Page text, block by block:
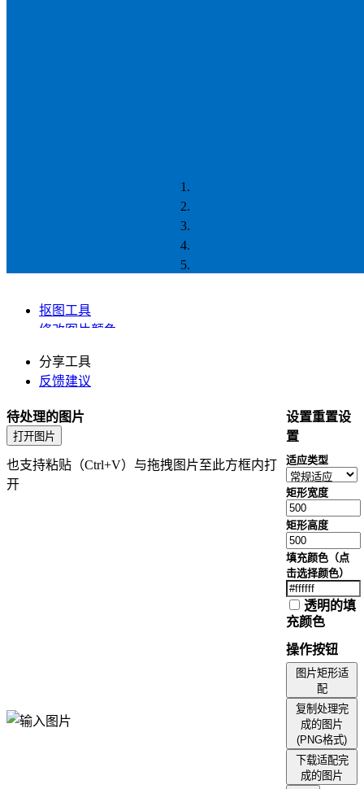
抠图工具
修改图片颜色
调节图片透明度
图片添加噪声
PNG转JPG
JPG转PNG
WebP转PNG
PNG转WebP
坐标拾取
分享工具
反馈建议
待处理的图片
打开图片
也支持粘贴（Ctrl+V）与拖拽图片至此方框内打
开
设置重置设
置
适应类型
矩形宽度
矩形高度
填充颜色（点
击选择颜色）
透明的填
充颜色
操作按钮
图片矩形适
配
复制处理完
成的图片
(PNG格式)
下载适配完
成的图片